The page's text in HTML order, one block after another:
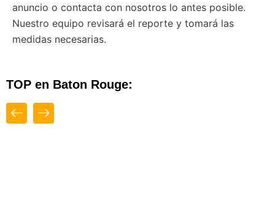
TOP en Baton Rouge:
anuncio o contacta con nosotros lo antes posible.
Nuestro equipo revisará el reporte y tomará las
medidas necesarias.